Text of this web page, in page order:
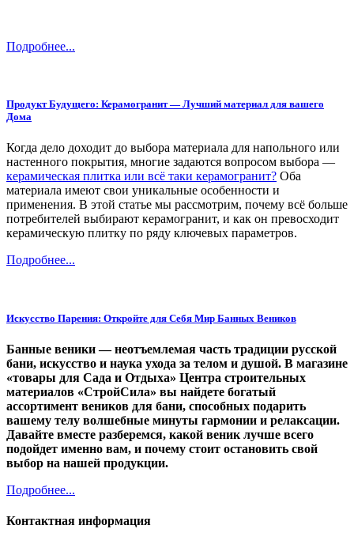
Подробнее...
Продукт Будущего: Керамогранит — Лучший материал для вашего
Дома
Когда дело доходит до выбора материала для напольного или
настенного покрытия, многие задаются вопросом выбора —
керамическая плитка или всё таки керамогранит? Оба
материала имеют свои уникальные особенности и
применения. В этой статье мы рассмотрим, почему всё больше
потребителей выбирают керамогранит, и как он превосходит
керамическую плитку по ряду ключевых параметров.
Подробнее...
Искусство Парения: Откройте для Себя Мир Банных Веников
Банные веники — неотъемлемая часть традиции русской
бани, искусство и наука ухода за телом и душой. В магазине
«товары для Сада и Отдыха» Центра строительных
материалов «СтройСила» вы найдете богатый
ассортимент веников для бани, способных подарить
вашему телу волшебные минуты гармонии и релаксации.
Давайте вместе разберемся, какой веник лучше всего
подойдет именно вам, и почему стоит остановить свой
выбор на нашей продукции.
Подробнее...
Контактная информация